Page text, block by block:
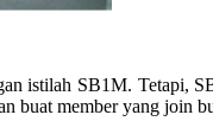
istilah SB1M. Tetapi,
buat member yang join